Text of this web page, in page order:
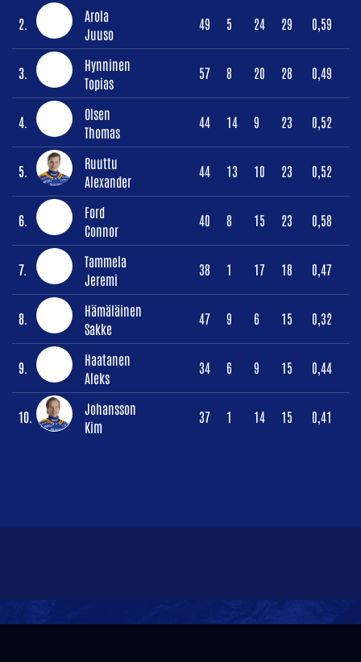
2.
Arola
Juuso
49 5 24 29 0,59
3.
Hynninen
Topias
57 8 20 28 0,49
4.
Olsen
Thomas
44 14 9 23 0,52
5.
Ruuttu
Alexander
44 13 10 23 0,52
6.
Ford
Connor
40 8 15 23 0,58
7.
Tammela
Jeremi
38 1 17 18 0,47
8.
Hämäläinen
Sakke
47 9 6 15 0,32
9.
Haatanen
Aleks
34 6 9 15 0,44
10.
Johansson
Kim
37 1 14 15 0,41